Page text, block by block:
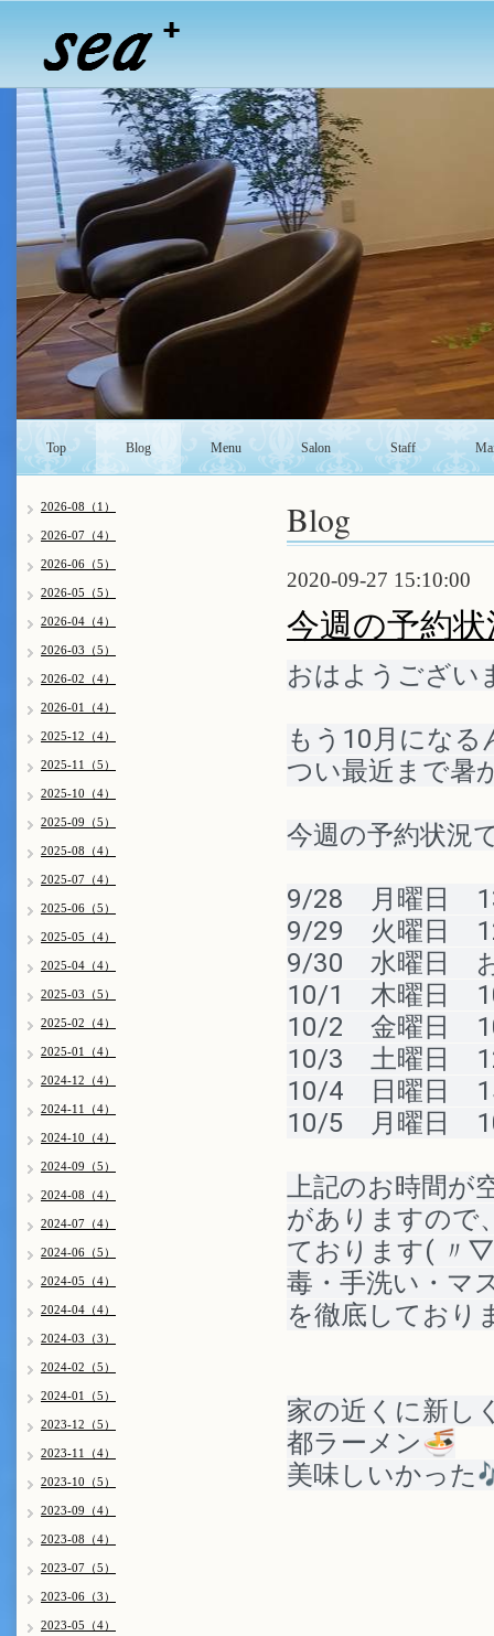
Top Blog Menu Salon Staff
Blog
2020-09-27 15:10:00
今週の予約
おはようござい
もう10月にな
つい最近まで暑
今週の予約状況
9/28　月曜日　
9/29　火曜日　
9/30　水曜日　
10/1　木曜日　
10/2　金曜日　
10/3　土曜日　
10/4　日曜日　
10/5　月曜日　
上記のお時間が
がありますので
ております( 〃
毒・手洗い・マ
を徹底しており
家の近くに新し
都ラーメン🍜
美味しいかった
2026-08（1）
2026-07（4）
2026-06（5）
2026-05（5）
2026-04（4）
2026-03（5）
2026-02（4）
2026-01（4）
2025-12（4）
2025-11（5）
2025-10（4）
2025-09（5）
2025-08（4）
2025-07（4）
2025-06（5）
2025-05（4）
2025-04（4）
2025-03（5）
2025-02（4）
2025-01（4）
2024-12（4）
2024-11（4）
2024-10（4）
2024-09（5）
2024-08（4）
2024-07（4）
2024-06（5）
2024-05（4）
2024-04（4）
2024-03（3）
2024-02（5）
2024-01（5）
2023-12（5）
2023-11（4）
2023-10（5）
2023-09（4）
2023-08（4）
2023-07（5）
2023-06（3）
2023-05（4）